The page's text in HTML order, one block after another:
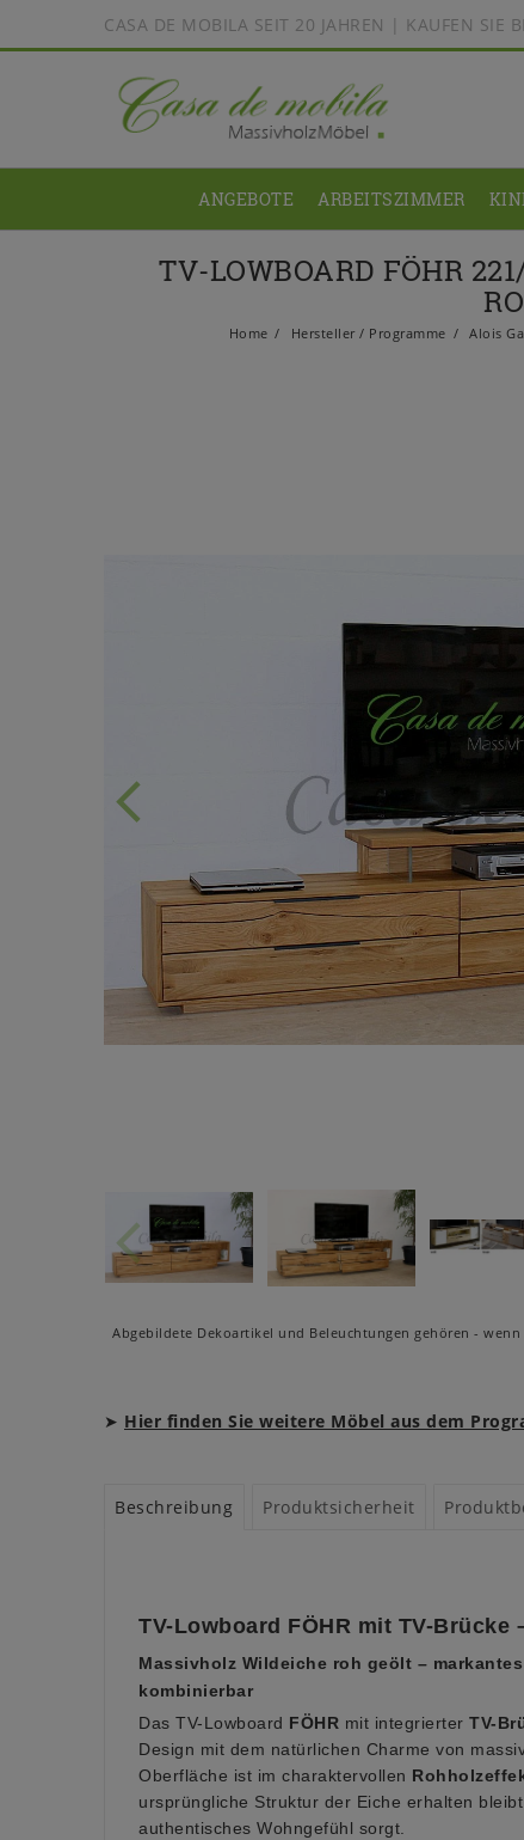
CASA DE MOBILA SEIT 20 JAHREN | KAUFEN SIE
ANGEBOTE ARBEITSZIMMER
TV-LOWBOARD FÖHR
Home Hersteller / Programme Alois
Abgebildete Dekoartikel und Beleuchtungen gehören -
➤ Hier finden Sie weitere Möbel aus dem
Beschreibung Produktsicherheit
TV-Lowboard FÖHR mit TV-Brücke
Massivholz Wildeiche roh geölt –
kombinierbar
Das TV-Lowboard FÖHR mit integrierter TV-
Design mit dem natürlichen Charme von
Oberfläche ist im charaktervollen
ursprüngliche Struktur der Eiche erhalten
authentisches Wohngefühl sorgt.